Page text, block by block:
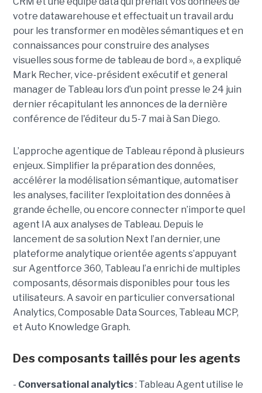
votre datawarehouse et effectuait un travail ardu
pour les transformer en modèles sémantiques et en
connaissances pour construire des analyses
visuelles sous forme de tableau de bord », a expliqué
Mark Recher, vice-président exécutif et general
manager de Tableau lors d’un point presse le 24 juin
dernier récapitulant les annonces de la dernière
conférence de l'éditeur du 5-7 mai à San Diego.
L’approche agentique de Tableau répond à plusieurs
enjeux. Simplifier la préparation des données,
accélérer la modélisation sémantique, automatiser
les analyses, faciliter l’exploitation des données à
grande échelle, ou encore connecter n’importe quel
agent IA aux analyses de Tableau. Depuis le
lancement de sa solution Next l’an dernier, une
plateforme analytique orientée agents s’appuyant
sur Agentforce 360, Tableau l’a enrichi de multiples
composants, désormais disponibles pour tous les
utilisateurs. A savoir en particulier conversational
Analytics, Composable Data Sources, Tableau MCP,
et Auto Knowledge Graph.
Des composants taillés pour les agents
- Conversational analytics: Tableau Agent utilise le